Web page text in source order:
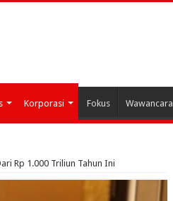
Korporasi Fokus Wawancara
Rp 1.000 Triliun Tahun Ini